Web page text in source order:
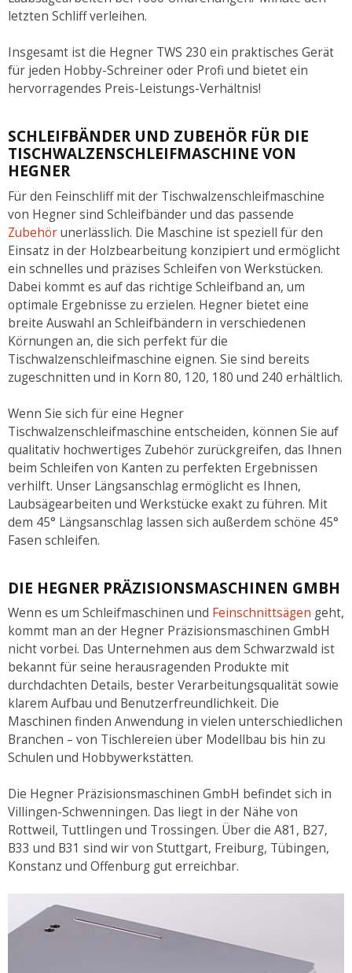
letzten Schliff verleihen.
Insgesamt ist die Hegner TWS 230 ein praktisches Gerät
für jeden Hobby-Schreiner oder Profi und bietet ein
hervorragendes Preis-Leistungs-Verhältnis!
SCHLEIFBÄNDER UND ZUBEHÖR FÜR DIE
TISCHWALZENSCHLEIFMASCHINE VON
HEGNER
Für den Feinschliff mit der Tischwalzenschleifmaschine
von Hegner sind Schleifbänder und das passende
Zubehörunerlässlich. Die Maschine ist speziell für den
Einsatz in der Holzbearbeitung konzipiert und ermöglicht
ein schnelles und präzises Schleifen von Werkstücken.
Dabei kommt es auf das richtige Schleifband an, um
optimale Ergebnisse zu erzielen. Hegner bietet eine
breite Auswahl an Schleifbändern in verschiedenen
Körnungen an, die sich perfekt für die
Tischwalzenschleifmaschine eignen. Sie sind bereits
zugeschnitten und in Korn 80, 120, 180 und 240 erhältlich.
Wenn Sie sich für eine Hegner
Tischwalzenschleifmaschine entscheiden, können Sie auf
qualitativ hochwertiges Zubehör zurückgreifen, das Ihnen
beim Schleifen von Kanten zu perfekten Ergebnissen
verhilft. Unser Längsanschlag ermöglicht es Ihnen,
Laubsägearbeiten und Werkstücke exakt zu führen. Mit
dem 45° Längsanschlag lassen sich außerdem schöne 45°
Fasen schleifen.
DIE HEGNER PRÄZISIONSMASCHINEN GMBH
Wenn es um Schleifmaschinen und Feinschnittsägen geht,
kommt man an der Hegner Präzisionsmaschinen GmbH
nicht vorbei. Das Unternehmen aus dem Schwarzwald ist
bekannt für seine herausragenden Produkte mit
durchdachten Details, bester Verarbeitungsqualität sowie
klarem Aufbau und Benutzerfreundlichkeit. Die
Maschinen finden Anwendung in vielen unterschiedlichen
Branchen – von Tischlereien über Modellbau bis hin zu
Schulen und Hobbywerkstätten.
Die Hegner Präzisionsmaschinen GmbH befindet sich in
Villingen-Schwenningen. Das liegt in der Nähe von
Rottweil, Tuttlingen und Trossingen. Über die A81, B27,
B33 und B31 sind wir von Stuttgart, Freiburg, Tübingen,
Konstanz und Offenburg gut erreichbar.